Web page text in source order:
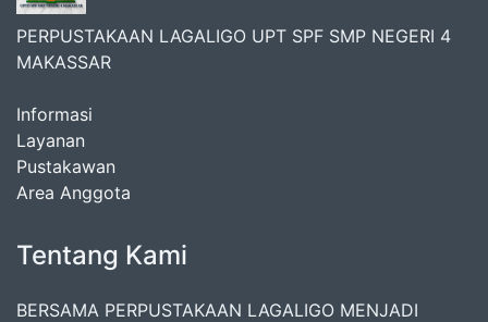
PERPUSTAKAAN LAGALIGO UPT SPF SMP NEGERI 4
MAKASSAR
Informasi
Layanan
Pustakawan
Area Anggota
Tentang Kami
BERSAMA PERPUSTAKAAN LAGALIGO MENJADI